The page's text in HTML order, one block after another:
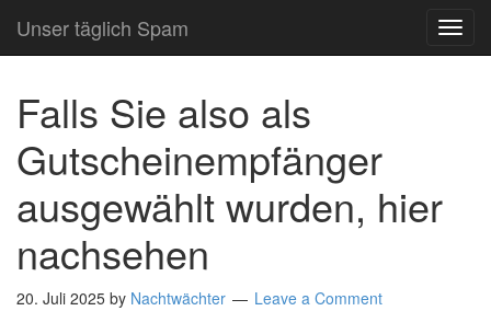
Unser täglich Spam
Falls Sie also als
Gutscheinempfänger
ausgewählt wurden, hier
nachsehen
20. Juli 2025 by Nachtwächter Leave a Comment